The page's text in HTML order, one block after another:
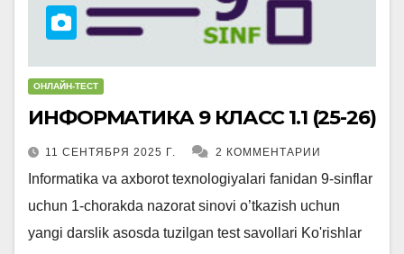
ОНЛАЙН-ТЕСТ
ИНФОРМАТИКА 9 ​​КЛАСС 1.1 (25-26)
11 СЕНТЯБРЯ 2025 Г. 2 КОММЕНТАРИИ
Informatika va axborot texnologiyalari fanidan 9-sinflar
uchun 1-chorakda nazorat sinovi o’tkazish uchun
yangi darslik asosda tuzilgan test savollari Ko'rishlar